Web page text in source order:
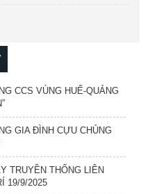
CCS VÙNG HUẾ-QUẢNG
GIA ĐÌNH CỰU CHỦNG
TRUYỀN THỐNG LIÊN
19/9/2025